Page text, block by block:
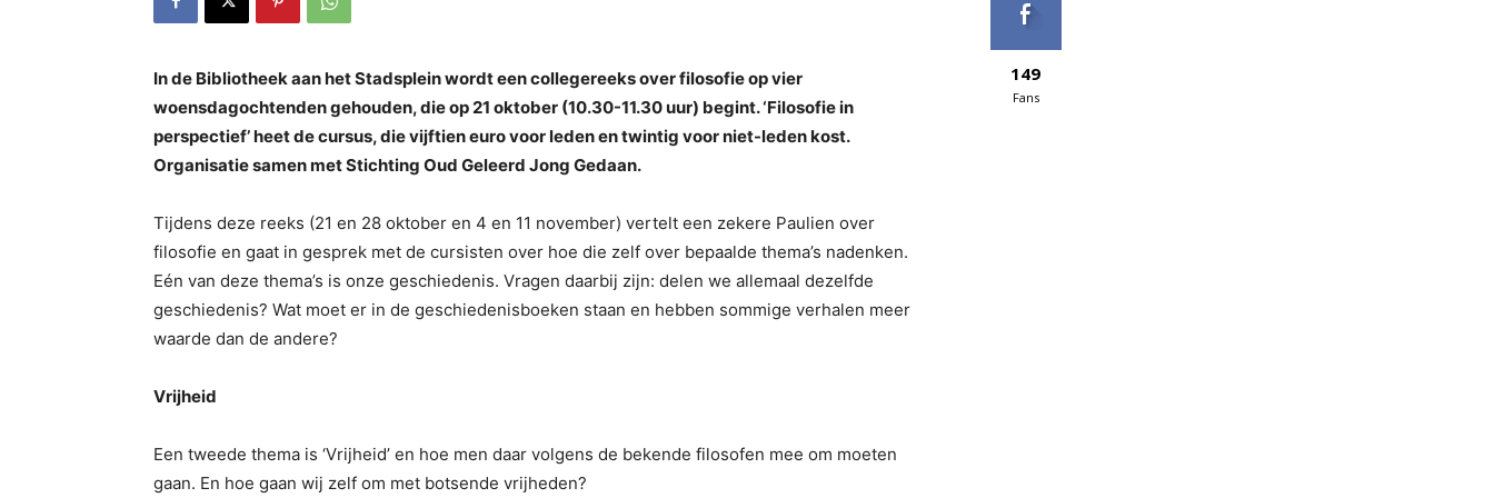
In de Bibliotheek aan het Stadsplein wordt een collegereeks over filosofie op vier
woensdagochtenden gehouden, die op 21 oktober (10.30-11.30 uur) begint. ‘Filosofie in
perspectief’ heet de cursus, die vijftien euro voor leden en twintig voor niet-leden kost.
Organisatie samen met Stichting Oud Geleerd Jong Gedaan.
Tijdens deze reeks (21 en 28 oktober en 4 en 11 november) vertelt een zekere Paulien over
filosofie en gaat in gesprek met de cursisten over hoe die zelf over bepaalde thema’s nadenken.
Eén van deze thema’s is onze geschiedenis. Vragen daarbij zijn: delen we allemaal dezelfde
geschiedenis? Wat moet er in de geschiedenisboeken staan en hebben sommige verhalen meer
waarde dan de andere?
Vrijheid
Een tweede thema is ‘Vrijheid’ en hoe men daar volgens de bekende filosofen mee om moeten
gaan. En hoe gaan wij zelf om met botsende vrijheden?
149
Fans